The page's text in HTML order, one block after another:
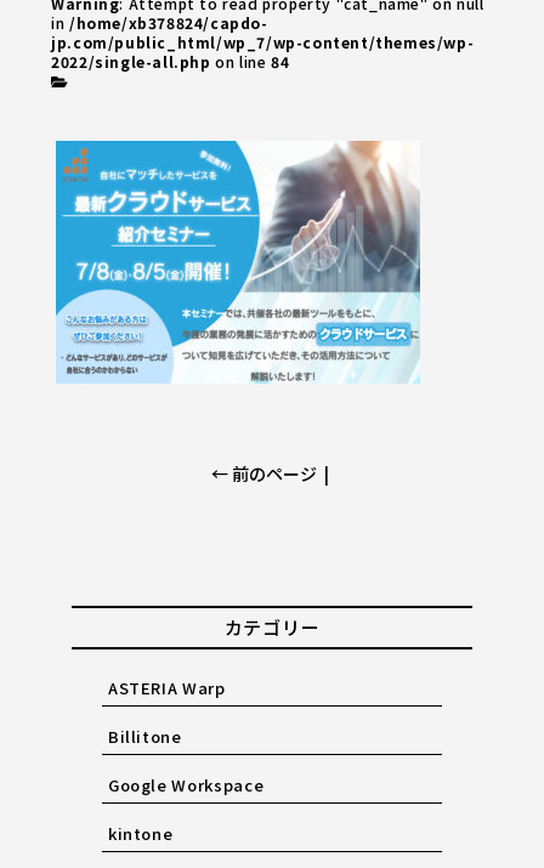
in/home/xb378824/capdo-
jp.com/public_html/wp_7/wp-content/themes/wp-
2022/single-all.php on line84
← 前のページ |
カテゴリー
ASTERIA Warp
Billitone
Google Workspace
kintone